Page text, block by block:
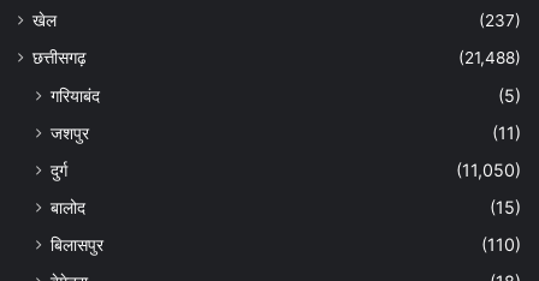
खेल
(237)
छत्तीसगढ़
(21,488)
गरियाबंद
(5)
जशपुर
(11)
दुर्ग
(11,050)
बालोद
(15)
बिलासपुर
(110)